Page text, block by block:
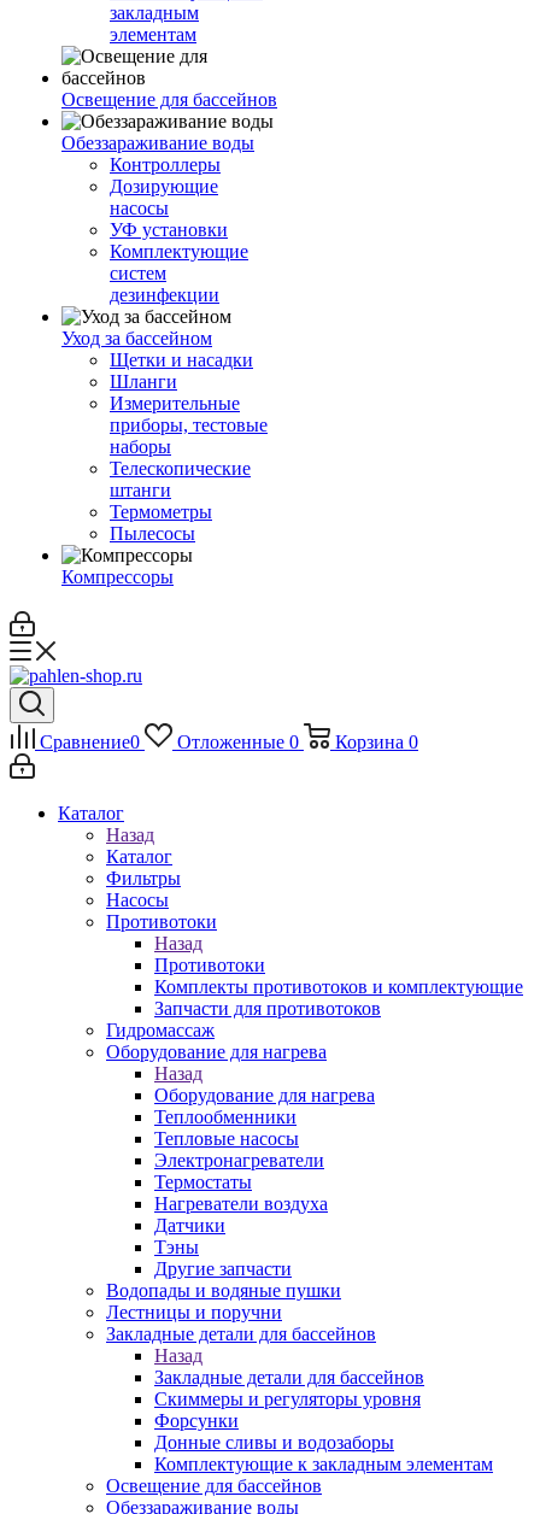
закладным
элементам
Освещение для бассейнов
Обеззараживание воды
Контроллеры
Дозирующие
насосы
УФ установки
Комплектующие
систем
дезинфекции
Уход за бассейном
Щетки и насадки
Шланги
Измерительные
приборы, тестовые
наборы
Телескопические
штанги
Термометры
Пылесосы
Компрессоры
Сравнение0 Отложенные 0 Корзина 0
Каталог
Назад
Каталог
Фильтры
Насосы
Противотоки
Назад
Противотоки
Комплекты противотоков и комплектующие
Запчасти для противотоков
Гидромассаж
Оборудование для нагрева
Назад
Оборудование для нагрева
Теплообменники
Тепловые насосы
Электронагреватели
Термостаты
Нагреватели воздуха
Датчики
Тэны
Другие запчасти
Водопады и водяные пушки
Лестницы и поручни
Закладные детали для бассейнов
Назад
Закладные детали для бассейнов
Скиммеры и регуляторы уровня
Форсунки
Донные сливы и водозаборы
Комплектующие к закладным элементам
Освещение для бассейнов
Обеззараживание воды